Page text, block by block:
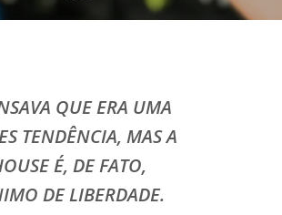
QUE ERA UMA
TENDÊNCIA, MAS A
É, DE FATO,
DE LIBERDADE.